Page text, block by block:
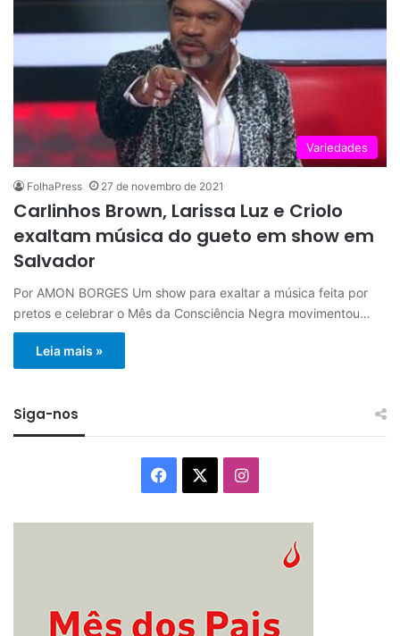
Variedades
FolhaPress 27 de novembro de 2021
Carlinhos Brown, Larissa Luz e Criolo
exaltam música do gueto em show em
Salvador
Por AMON BORGES Um show para exaltar a música feita por
pretos e celebrar o Mês da Consciência Negra movimentou…
Leia mais »
Siga-nos
Facebook Instagram